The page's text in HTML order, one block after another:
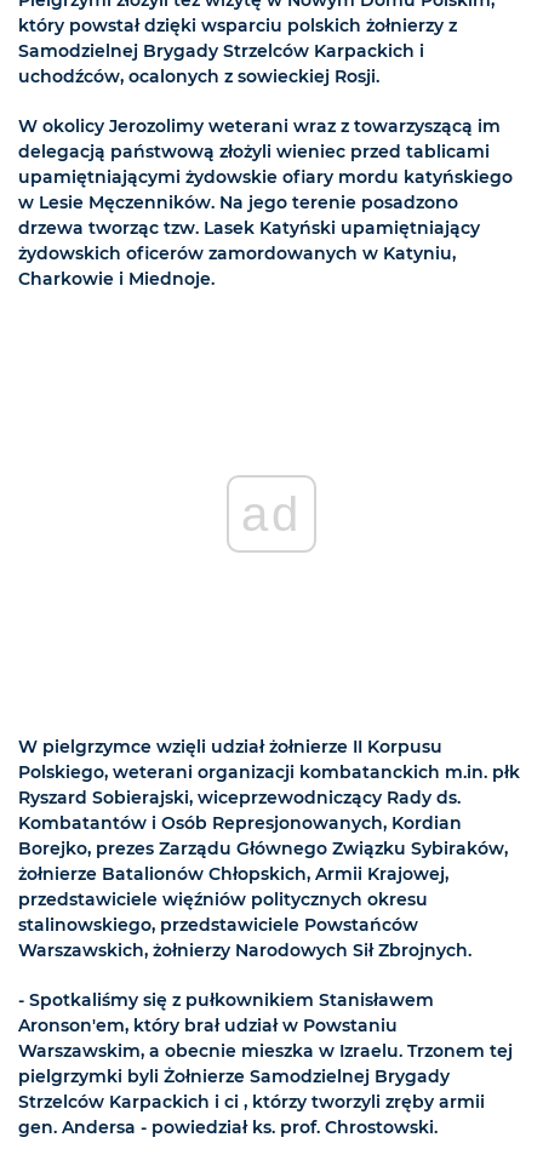
który powstał dzięki wsparciu polskich żołnierzy z
Samodzielnej Brygady Strzelców Karpackich i
uchodźców, ocalonych z sowieckiej Rosji.
W okolicy Jerozolimy weterani wraz z towarzyszącą im
delegacją państwową złożyli wieniec przed tablicami
upamiętniającymi żydowskie ofiary mordu katyńskiego
w Lesie Męczenników. Na jego terenie posadzono
drzewa tworząc tzw. Lasek Katyński upamiętniający
żydowskich oficerów zamordowanych w Katyniu,
Charkowie i Miednoje.
ad
W pielgrzymce wzięli udział żołnierze II Korpusu
Polskiego, weterani organizacji kombatanckich m.in. płk
Ryszard Sobierajski, wiceprzewodniczący Rady ds.
Kombatantów i Osób Represjonowanych, Kordian
Borejko, prezes Zarządu Głównego Związku Sybiraków,
żołnierze Batalionów Chłopskich, Armii Krajowej,
przedstawiciele więźniów politycznych okresu
stalinowskiego, przedstawiciele Powstańców
Warszawskich, żołnierzy Narodowych Sił Zbrojnych.
- Spotkaliśmy się z pułkownikiem Stanisławem
Aronson'em, który brał udział w Powstaniu
Warszawskim, a obecnie mieszka w Izraelu. Trzonem tej
pielgrzymki byli Żołnierze Samodzielnej Brygady
Strzelców Karpackich i ci , którzy tworzyli zręby armii
gen. Andersa - powiedział ks. prof. Chrostowski.